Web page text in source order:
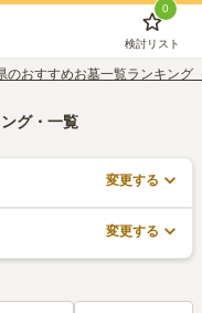
0
検討リスト
のおすすめお墓一覧ランキング
グ・一覧
変更する
変更する